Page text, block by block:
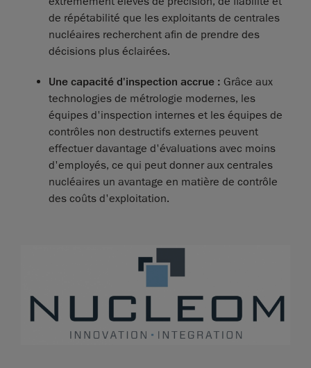
de répétabilité que les exploitants de centrales
nucléaires recherchent afin de prendre des
décisions plus éclairées.
Une capacité d'inspection accrue : Grâce aux
technologies de métrologie modernes, les
équipes d'inspection internes et les équipes de
contrôles non destructifs externes peuvent
effectuer davantage d'évaluations avec moins
d'employés, ce qui peut donner aux centrales
nucléaires un avantage en matière de contrôle
des coûts d'exploitation.